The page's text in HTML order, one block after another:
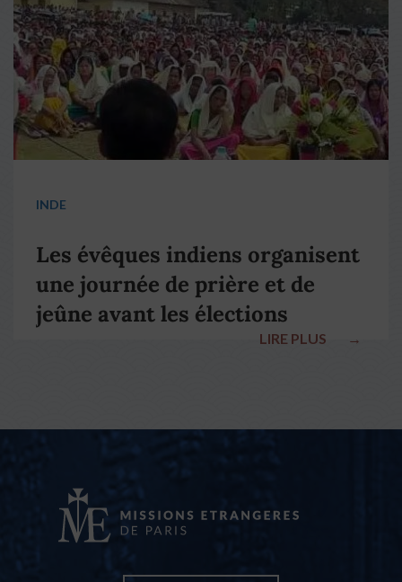
INDE
Les évêques indiens organisent
une journée de prière et de
jeûne avant les élections
LIRE PLUS →